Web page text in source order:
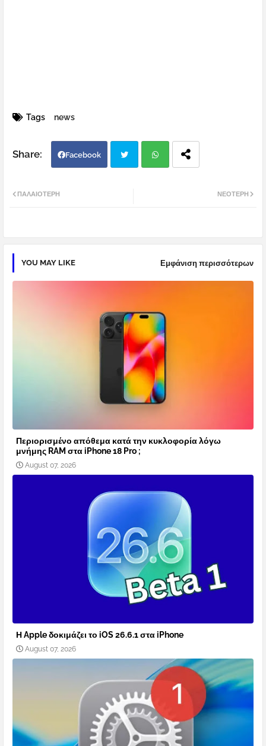
Tags news
Facebook
pp
ΝΕΌΤΕΡΗ
ΠΑΛΑΙΌΤΕΡΗ
YOU MAY LIKE Εμφάνιση περισσότερων
Περιορισμένο απόθεμα κατά την κυκλοφορία λόγω
μνήμης RAM στα iPhone 18 Pro ;
August 07, 2026
Η Apple δοκιμάζει το iOS 26.6.1 στα iPhone
August 07, 2026